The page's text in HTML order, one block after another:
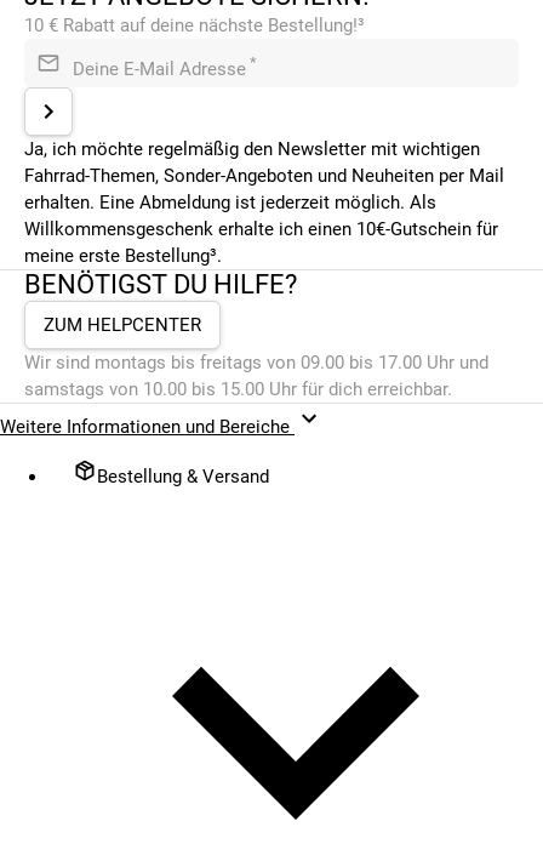
10 € Rabatt auf deine nächste Bestellung!³
Deine E-Mail Adresse *
Ja, ich möchte regelmäßig den Newsletter mit wichtigen
Fahrrad-Themen, Sonder-Angeboten und Neuheiten per Mail
erhalten. Eine Abmeldung ist jederzeit möglich. Als
Willkommensgeschenk erhalte ich einen 10€-Gutschein für
meine erste Bestellung³.
BENÖTIGST DU HILFE?
ZUM HELPCENTER
Wir sind montags bis freitags von 09.00 bis 17.00 Uhr und
samstags von 10.00 bis 15.00 Uhr für dich erreichbar.
Weitere Informationen und Bereiche
Bestellung & Versand